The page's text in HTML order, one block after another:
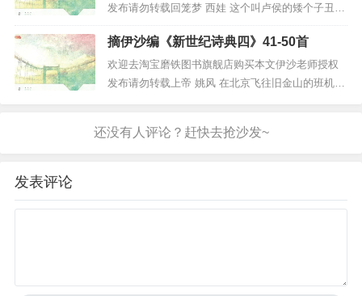
从而立到不惑到知天命好像只须一瞬间即便你我都
是缺少焦虑...
发布请勿转载回笼梦 西娃 这个叫卢侯的矮个子丑男
人拿出一枚并不怎么值钱的戒指在几句前言不搭后
语的表白后他就抓住了我的无名指看着他用戒指把
我套牢我类似一个还能想问题的木偶这个说追随并
考察我好几年的男人，我看不上他的任何除了他的
摘伊沙编《新世纪诗典四》41-50首
欢迎去淘宝磨铁图书旗舰店购买本文伊沙老师授权
发布请勿转载上帝 姚风 在北京飞往旧金山的班机上
奇，起飞时却大哭起来眼神茫然地在美国夫妇身上
发表评论